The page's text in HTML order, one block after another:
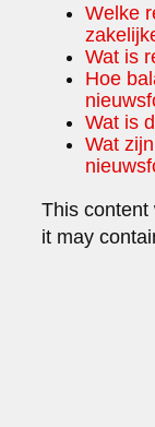
Welke
Wat is
Hoe
Wat is
Wat
This
it may